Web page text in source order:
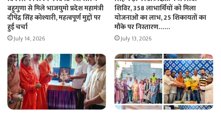
बहुगुणा से मिले भाजयुमो प्रदेश महामंत्री
दीपेंद्र सिंह कोश्यारी, महत्वपूर्ण मुद्दों पर
हुई चर्चा
July 14, 2026
शिविर, 358 लाभार्थियों को मिला
योजनाओं का लाभ, 25 शिकायतों का
मौके पर निस्तारण……
July 13, 2026